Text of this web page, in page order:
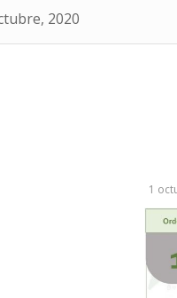
2020
1